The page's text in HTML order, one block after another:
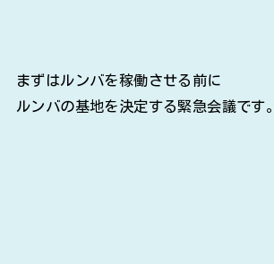
まずはルンバを稼働させる前に
ルンバの基地を決定する緊急会議です。